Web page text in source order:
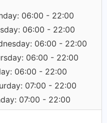
06:00 - 22:00
06:00 - 22:00
06:00 - 22:00
06:00 - 22:00
06:00 - 22:00
07:00 - 22:00
07:00 - 22:00